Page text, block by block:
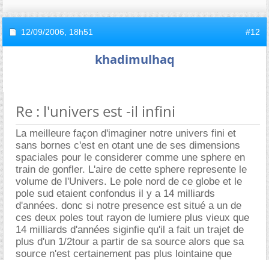
12/09/2006, 18h51 #12
khadimulhaq
Re : l'univers est -il infini
La meilleure façon d'imaginer notre univers fini et
sans bornes c'est en otant une de ses dimensions
spaciales pour le considerer comme une sphere en
train de gonfler. L'aire de cette sphere represente le
volume de l'Univers. Le pole nord de ce globe et le
pole sud etaient confondus il y a 14 milliards
d'années. donc si notre presence est situé a un de
ces deux poles tout rayon de lumiere plus vieux que
14 milliards d'années siginfie qu'il a fait un trajet de
plus d'un 1/2tour a partir de sa source alors que sa
source n'est certainement pas plus lointaine que